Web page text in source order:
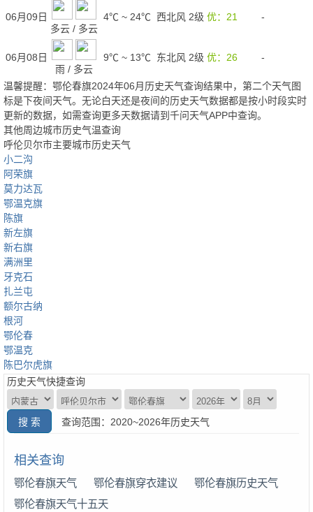
06月09日
多云 / 多云
4℃ ~ 24℃ 西北风 2级 优：21 -
06月08日
雨 / 多云
9℃ ~ 13℃ 东北风 2级 优：26 -
温馨提醒：鄂伦春旗2024年06月历史天气查询结果中，第二个天气图
标是下夜间天气。无论白天还是夜间的历史天气数据都是按小时段实时
更新的数据，如需查询更多天数据请到千问天气APP中查询。
其他周边城市历史气温查询
呼伦贝尔市主要城市历史天气
小二沟
阿荣旗
莫力达瓦
鄂温克旗
陈旗
新左旗
新右旗
满洲里
牙克石
扎兰屯
额尔古纳
根河
鄂伦春
鄂温克
陈巴尔虎旗
历史天气快捷查询
查询范围：2020~2026年历史天气
相关查询
鄂伦春旗天气 鄂伦春旗穿衣建议
鄂伦春旗历史天气
鄂伦春旗天气十五天